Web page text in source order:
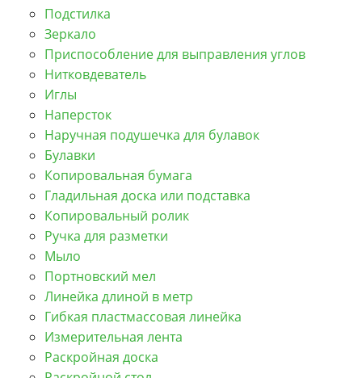
Подстилка
Зеркало
Приспособление для выправления углов
Нитковдеватель
Иглы
Наперсток
Наручная подушечка для булавок
Булавки
Копировальная бумага
Гладильная доска или подставка
Копировальный ролик
Ручка для разметки
Мыло
Портновский мел
Линейка длиной в метр
Гибкая пластмассовая линейка
Измерительная лента
Раскройная доска